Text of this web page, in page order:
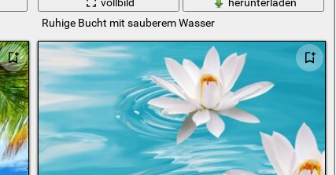
Ruhige Bucht mit sauberem Wasser